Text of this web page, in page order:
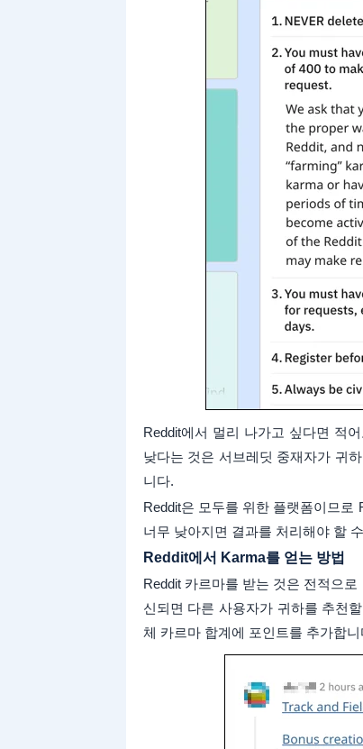
Reddit에서 멀리 나가고 싶다면 적
낮다는 것은 서브레딧 중재자가 귀
니다.
Reddit은 모두를 위한 플랫폼이므
너무 낮아지면 결과를 처리해야 할
Reddit에서 Karma를 얻는 방법
Reddit 카르마를 받는 것은 전적으
신되면 다른 사용자가 귀하를 추천
체 카르마 합계에 포인트를 추가합니